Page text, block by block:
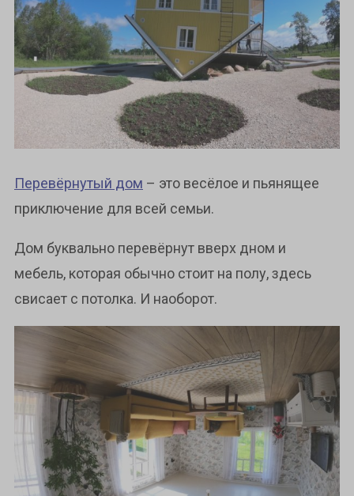
Перевёрнутый дом – это весёлое и пьянящее
приключение для всей семьи.
Дом буквально перевёрнут вверх дном и
мебель, которая обычно стоит на полу, здесь
свисает с потолка. И наоборот.